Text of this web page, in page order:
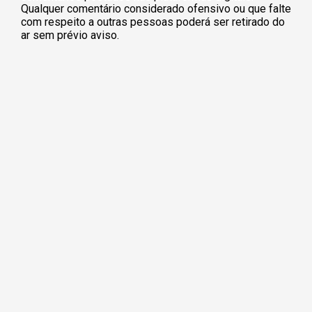
Qualquer comentário considerado ofensivo ou que falte
com respeito a outras pessoas poderá ser retirado do
ar sem prévio aviso.